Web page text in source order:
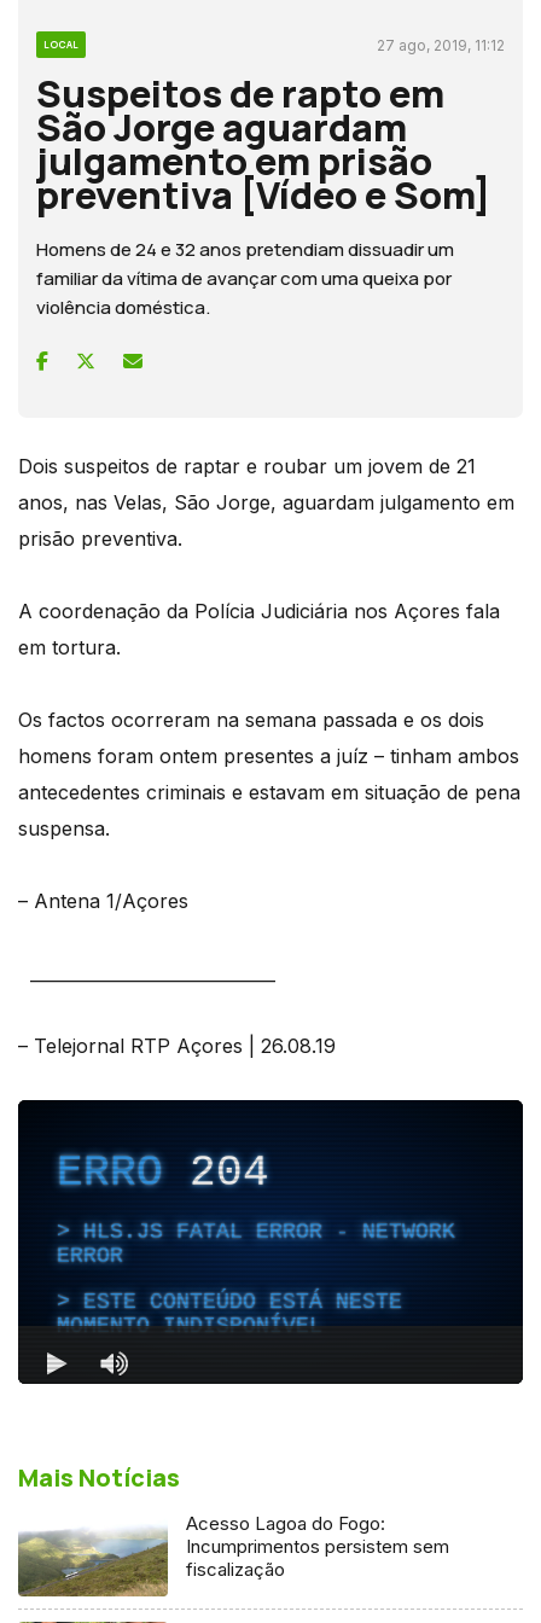
LOCAL 27 ago, 2019, 11:12
Suspeitos de rapto em
São Jorge aguardam
julgamento em prisão
preventiva [Vídeo e Som]
Homens de 24 e 32 anos pretendiam dissuadir um
familiar da vítima de avançar com uma queixa por
violência doméstica.
Dois suspeitos de raptar e roubar um jovem de 21
anos, nas Velas, São Jorge, aguardam julgamento em
prisão preventiva.
A coordenação da Polícia Judiciária nos Açores fala
em tortura.
Os factos ocorreram na semana passada e os dois
homens foram ontem presentes a juíz – tinham ambos
antecedentes criminais e estavam em situação de pena
suspensa.
– Antena 1/Açores
– Telejornal RTP Açores | 26.08.19
Mais Notícias
Acesso Lagoa do Fogo:
Incumprimentos persistem sem
fiscalização